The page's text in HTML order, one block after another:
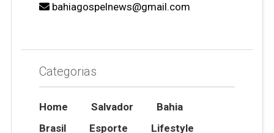
bahiagospelnews@gmail.com
Categorias
Home Salvador
Bahia
Brasil
Esporte Lifestyle